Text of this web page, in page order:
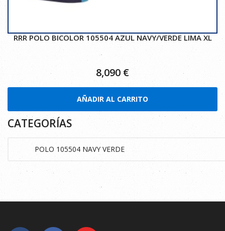
RRR POLO BICOLOR 105504 AZUL NAVY/VERDE LIMA XL
8,090 €
AÑADIR AL CARRITO
CATEGORÍAS